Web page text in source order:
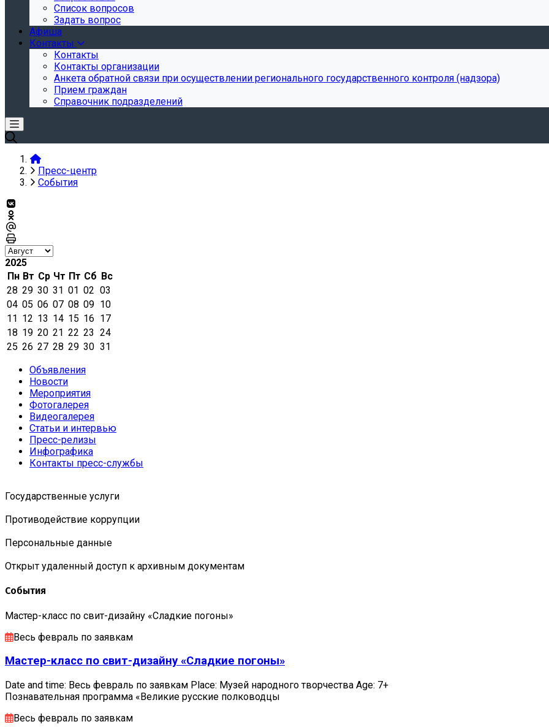
Список вопросов
Задать вопрос
Афиша
Контакты
Контакты
Контакты организации
Анкета обратной связи при осуществлении регионального государственного контроля (надзора)
Прием граждан
Справочник подразделений
Пресс-центр
События
2025
Пн Вт Ср Чт Пт Сб Вс
28 29 30 31 01 02 03
04 05 06 07 08 09 10
11 12 13 14 15 16 17
18 19 20 21 22 23 24
25 26 27 28 29 30 31
Объявления
Новости
Мероприятия
Фотогалерея
Видеогалерея
Статьи и интервью
Пресс-релизы
Инфографика
Контакты пресс-службы
Государственные услуги
Противодействие коррупции
Персональные данные
Открыт удаленный доступ к архивным документам
События
Мастер-класс по свит-дизайну «Сладкие погоны»
Весь февраль по заявкам
Мастер-класс по свит-дизайну «Сладкие погоны»
Date and time: Весь февраль по заявкам Place: Музей народного творчества Age: 7+
Познавательная программа «Великие русские полководцы
Весь февраль по заявкам